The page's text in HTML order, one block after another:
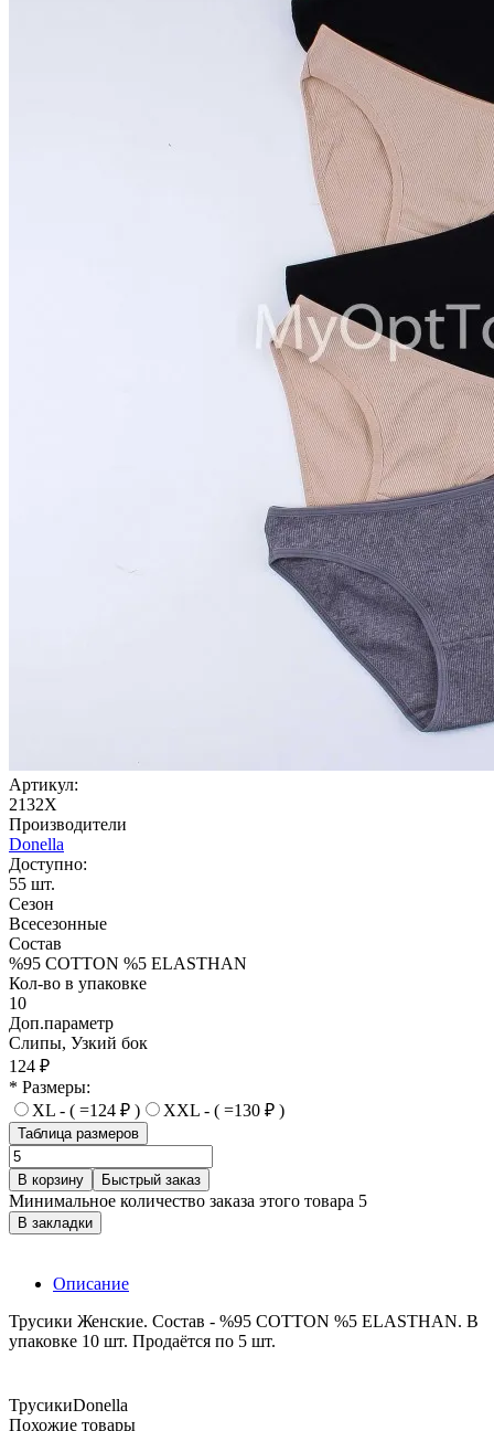
Артикул:
2132X
Производители
Donella
Доступно:
55 шт.
Сезон
Всесезонные
Состав
%95 COTTON %5 ELASTHAN
Кол-во в упаковке
10
Доп.параметр
Слипы, Узкий бок
124 ₽
* Размеры:
XL - ( =124 ₽ )
XXL - ( =130 ₽ )
Таблица размеров
В корзину Быстрый заказ
Минимальное количество заказа этого товара 5
В закладки
Описание
Трусики Женские. Состав - %95 COTTON %5 ELASTHAN. В
упаковке 10 шт. Продаётся по 5 шт.
ТрусикиDonella
Похожие товары